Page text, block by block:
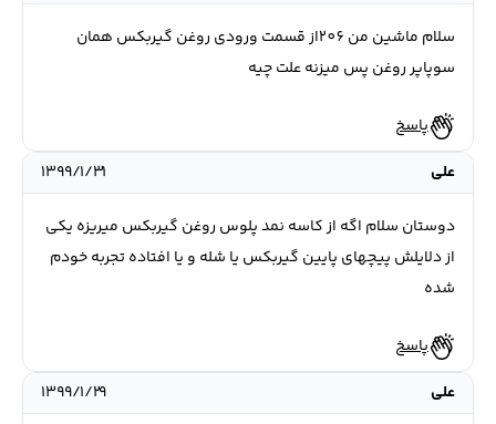
سلام ماشین من 206از قسمت ورودی روغن گیربکس همان
سوپاپر روغن پس میزنه علت چیه
پاسخ
علی
۱۳۹۹/۱/۳۱
دوستان سلام اگه از کاسه نمد پلوس روغن گیربکس میریزه یکی
از دلایلش پیچهای پایین گیربکس یا شله و یا افتاده تجربه خودم
شده
پاسخ
علی
۱۳۹۹/۱/۲۹